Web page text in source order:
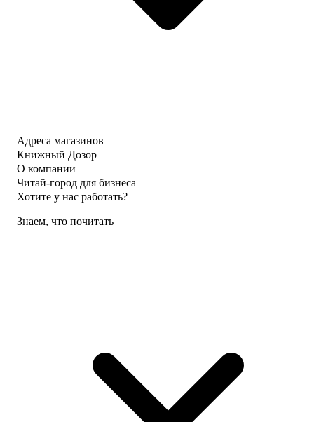
Адреса магазинов
Книжный Дозор
О компании
Читай-город для бизнеса
Хотите у нас работать?
Знаем, что почитать